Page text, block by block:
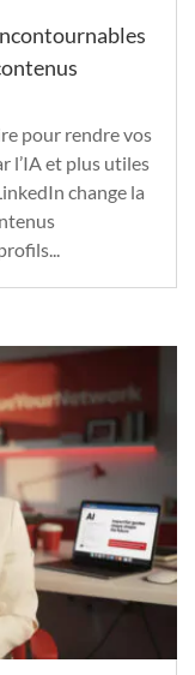
pour rendre vos
l’IA et plus utiles
change la